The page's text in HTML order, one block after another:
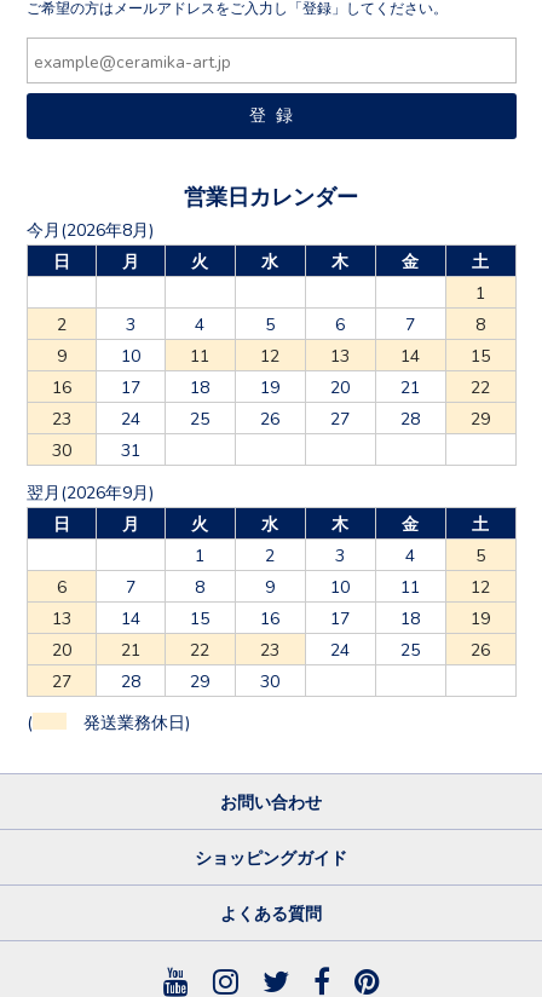
ご希望の方はメールアドレスをご入力し「登録」してください。
営業日カレンダー
今月(2026年8月)
日
月 火 水 木 金
土
1
2
3 4 5 6 7
8
9
10 11 12 13 14
15
16
17 18 19 20 21
22
23
24 25 26 27 28
29
30
31
翌月(2026年9月)
日
月 火 水 木 金
土
1
2 3 4
5
6
7 8 9 10 11
12
13
14 15 16 17 18
19
20
21 22 23 24 25
26
27
28 29 30
( 発送業務休日)
お問い合わせ
ショッピングガイド
よくある質問